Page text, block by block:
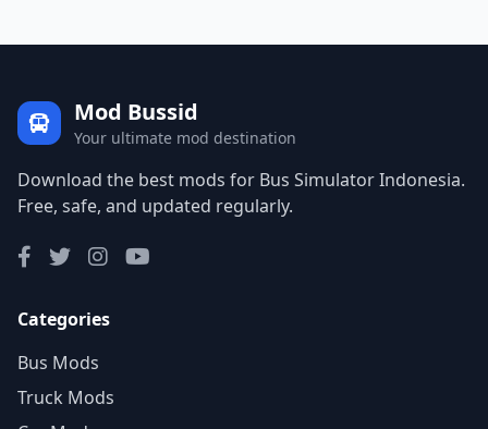
Mod Bussid
Your ultimate mod destination
Download the best mods for Bus Simulator Indonesia.
Free, safe, and updated regularly.
Categories
Bus Mods
Truck Mods